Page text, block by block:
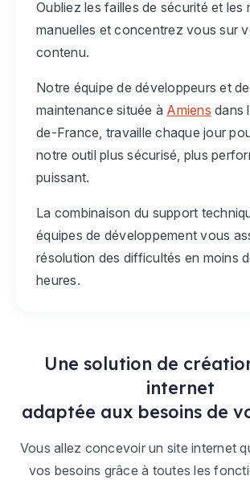
Oubliez les failles de sécurité et les
manuelles et concentrez vous sur
contenu.
Notre équipe de développeurs et de
maintenance située à Amiens dans
de-France, travaille chaque jour
notre outil plus sécurisé, plus
puissant.
La combinaison du support
équipes de développement vous
résolution des difficultés en moins
heures.
Une solution de
internet
adaptée aux besoins de
Vous allez concevoir un site internet
vos besoins grâce à toutes les